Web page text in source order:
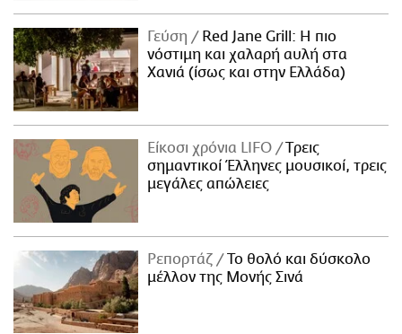
Γεύση
Red Jane Grill: Η πιο
νόστιμη και χαλαρή αυλή στα
Χανιά (ίσως και στην Ελλάδα)
Είκοσι χρόνια LIFO
Tρεις
σημαντικοί Έλληνες μουσικοί, τρεις
μεγάλες απώλειες
Ρεπορτάζ
Το θολό και δύσκολο
μέλλον της Μονής Σινά